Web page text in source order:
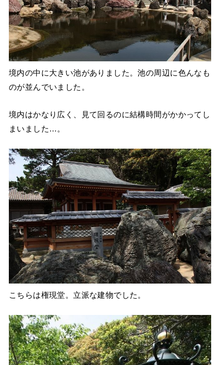
境内の中に大きい池がありました。池の周辺に色んなも
のが並んでいました。
境内はかなり広く、見て回るのに結構時間がかかってし
まいました…。
こちらは権現堂。立派な建物でした。